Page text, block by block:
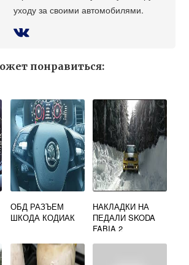
уходу за своими автомобилями.
понравиться:
ОБД РАЗЪЕМ
ШКОДА КОДИАК
НАКЛАДКИ НА
ПЕДАЛИ SKODA
FABIA 2